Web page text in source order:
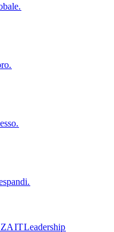
IT​​Leadership​​